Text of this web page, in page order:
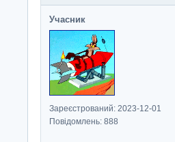
Учасник
Зареєстрований: 2023-12-01
Повідомлень: 888